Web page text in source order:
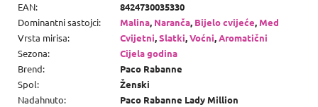
EAN:
8424730035330
Dominantni sastojci: Malina, Naranča, Bijelo cvijeće,Med
Vrsta mirisa: Cvijetni,Slatki,Voćni,Aromatični
Sezona:
Cijela godina
Brend:
Paco Rabanne
Spol:
Ženski
Nadahnuto: Paco Rabanne Lady Million